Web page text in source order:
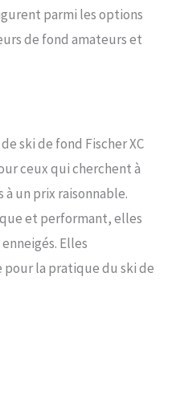
parmi les options
de fond amateurs et
ski de fond Fischer XC
ceux qui cherchent à
un prix raisonnable.
et performant, elles
Elles
la pratique du ski de